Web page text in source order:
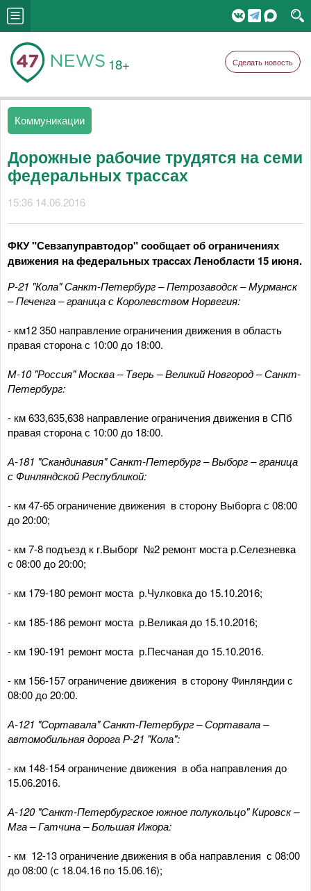
18+ Сделать новость
Коммуникации
Дорожные рабочие трудятся на семи
федеральных трассах
15:36 14.06.2016
ФКУ "Севзапуправтодор" сообщает об ограничениях
движения на федеральных трассах Ленобласти 15 июня.
Р-21 "Кола" Санкт-Петербург – Петрозаводск – Мурманск
– Печенга – граница с Королевством Норвегия:
- км12 350 направление ограничения движения в область
правая сторона с 10:00 до 18:00.
М-10 "Россия" Москва – Тверь – Великий Новгород – Санкт-
Петербург:
- км 633,635,638 направление ограничения движения в СПб
правая сторона с 10:00 до 18:00.
А-181 "Скандинавия" Санкт-Петербург – Выборг – граница
с Финляндской Республикой:
- км 47-65 ограничение движения в сторону Выборга с 08:00
до 20:00;
- км 7-8 подъезд к г.Выборг №2 ремонт моста р.Селезневка
с 08:00 до 20:00;
- км 179-180 ремонт моста р.Чулковка до 15.10.2016;
- км 185-186 ремонт моста р.Великая до 15.10.2016;
- км 190-191 ремонт моста р.Песчаная до 15.10.2016.
- км 156-157 ограничение движения в сторону Финляндии с
08:00 до 20:00.
А-121 "Сортавала" Санкт-Петербург – Сортавала –
автомобильная дорога Р-21 "Кола":
- км 148-154 ограничение движения в оба направления до
15.06.2016.
А-120 "Санкт-Петербургское южное полукольцо" Кировск –
Мга – Гатчина – Большая Ижора:
- км 12-13 ограничение движения в оба направления с 08:00
до 08:00 (с 18.04.16 по 15.06.16);